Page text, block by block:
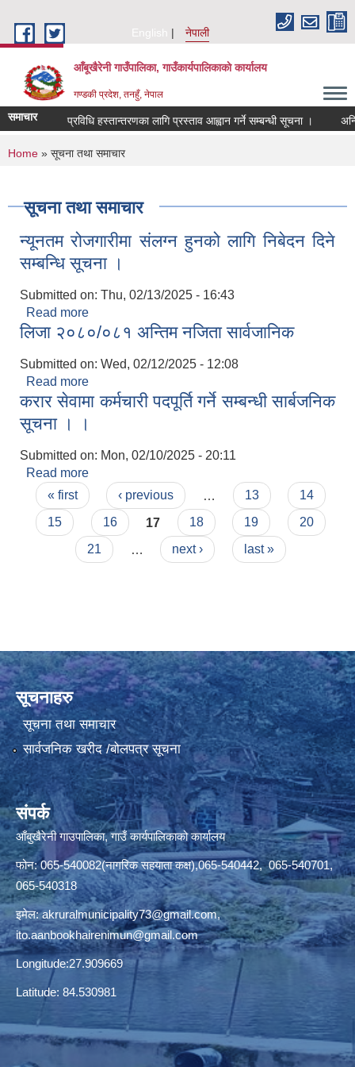
English
नेपाली
आँबूखैरेनी गाउँपालिका, गाउँकार्यपालिकाकाे कार्यालय
गण्डकी प्रदेश, तनहुँ, नेपाल
समाचार प्रविधि हस्तान्तरणका लागि प्रस्ताव आह्वान गर्ने सम्बन्धी सूचना ।
You are here
Home » सूचना तथा समाचार
सूचना तथा समाचार
न्यूनतम रोजगारीमा संलग्न हुनको लागि निबेदन दिने
सम्बन्धि सूचना ।
Submitted on: Thu, 02/13/2025 - 16:43
Read more
सम्बन्धि सूचना ।
लिजा २०८०/०८१ अन्तिम नजिता सार्वजानिक
Submitted on: Wed, 02/12/2025 - 12:08
Read more
करार सेवामा कर्मचारी पदपूर्ति गर्ने सम्बन्धी सार्बजनिक
सूचना । ।
Submitted on: Mon, 02/10/2025 - 20:11
Read more
सूचना । ।
Pages
« first ‹ previous 13
14
15
16 17 18 19
20
21
next › last »
सूचनाहरु
सूचना तथा समाचार
सार्वजनिक खरीद /बोलपत्र सूचना
संपर्क
आँबुखैरेनी गाउपालिका, गाउँ कार्यपालिकाको कार्यालय
फोन: 065-540082(नागरिक सहयाता कक्ष),065-540442, 065-540701,
065-540318
इमेल:akruralmunicipality73@gmail.com,
ito.aanbookhairenimun@gmail.com
Longitude:27.909669
Latitude: 84.530981